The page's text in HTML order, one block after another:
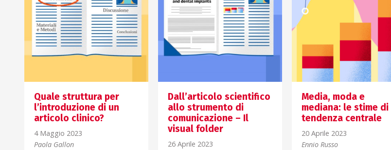
Quale struttura per
l’introduzione di un
articolo clinico?
4 Maggio 2023
Paola Gallon
Dall’articolo scientifico
allo strumento di
comunicazione – Il
visual folder
26 Aprile 2023
Media, moda e
mediana: le stime di
tendenza centrale
20 Aprile 2023
Ennio Russo